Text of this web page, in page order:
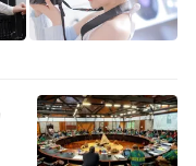
，以本年度9月
近6个月以内的
件照，照片中显